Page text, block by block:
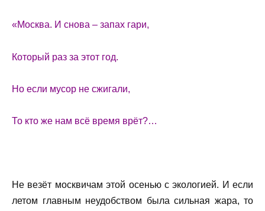
«Москва. И снова – запах гари,
Который раз за этот год.
Но если мусор не сжигали,
То кто же нам всё время врёт?…
Не везёт москвичам этой осенью с экологией. И если
летом главным неудобством была сильная жара, то